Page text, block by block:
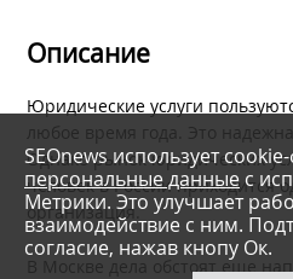
Описание
Юридические услуги
любое время года. Это
Однако рынок юридических
человек в России приходится
организация.
В Москве дела обстоят еще
SEOnews использует
персональные данныес
Метрики. Это улучшает
взаимодействие с ним.
согласие, нажав кнопу Ок.